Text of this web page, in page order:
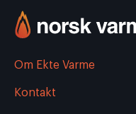
Om Ekte Varme
Kontakt